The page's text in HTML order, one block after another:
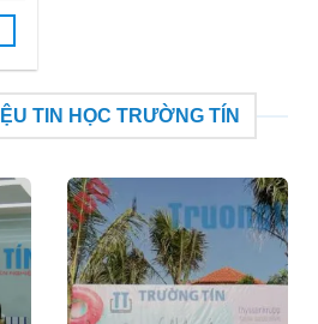
TIN HỌC TRƯỜNG TÍN